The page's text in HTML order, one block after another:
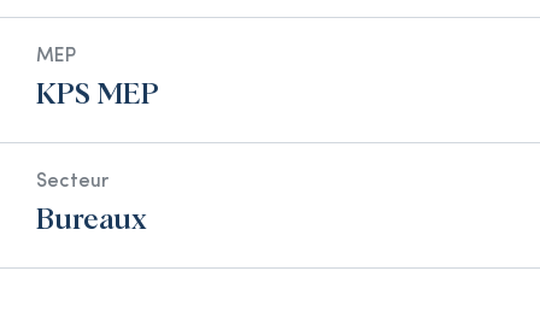
MEP
KPS MEP
Secteur
Bureaux